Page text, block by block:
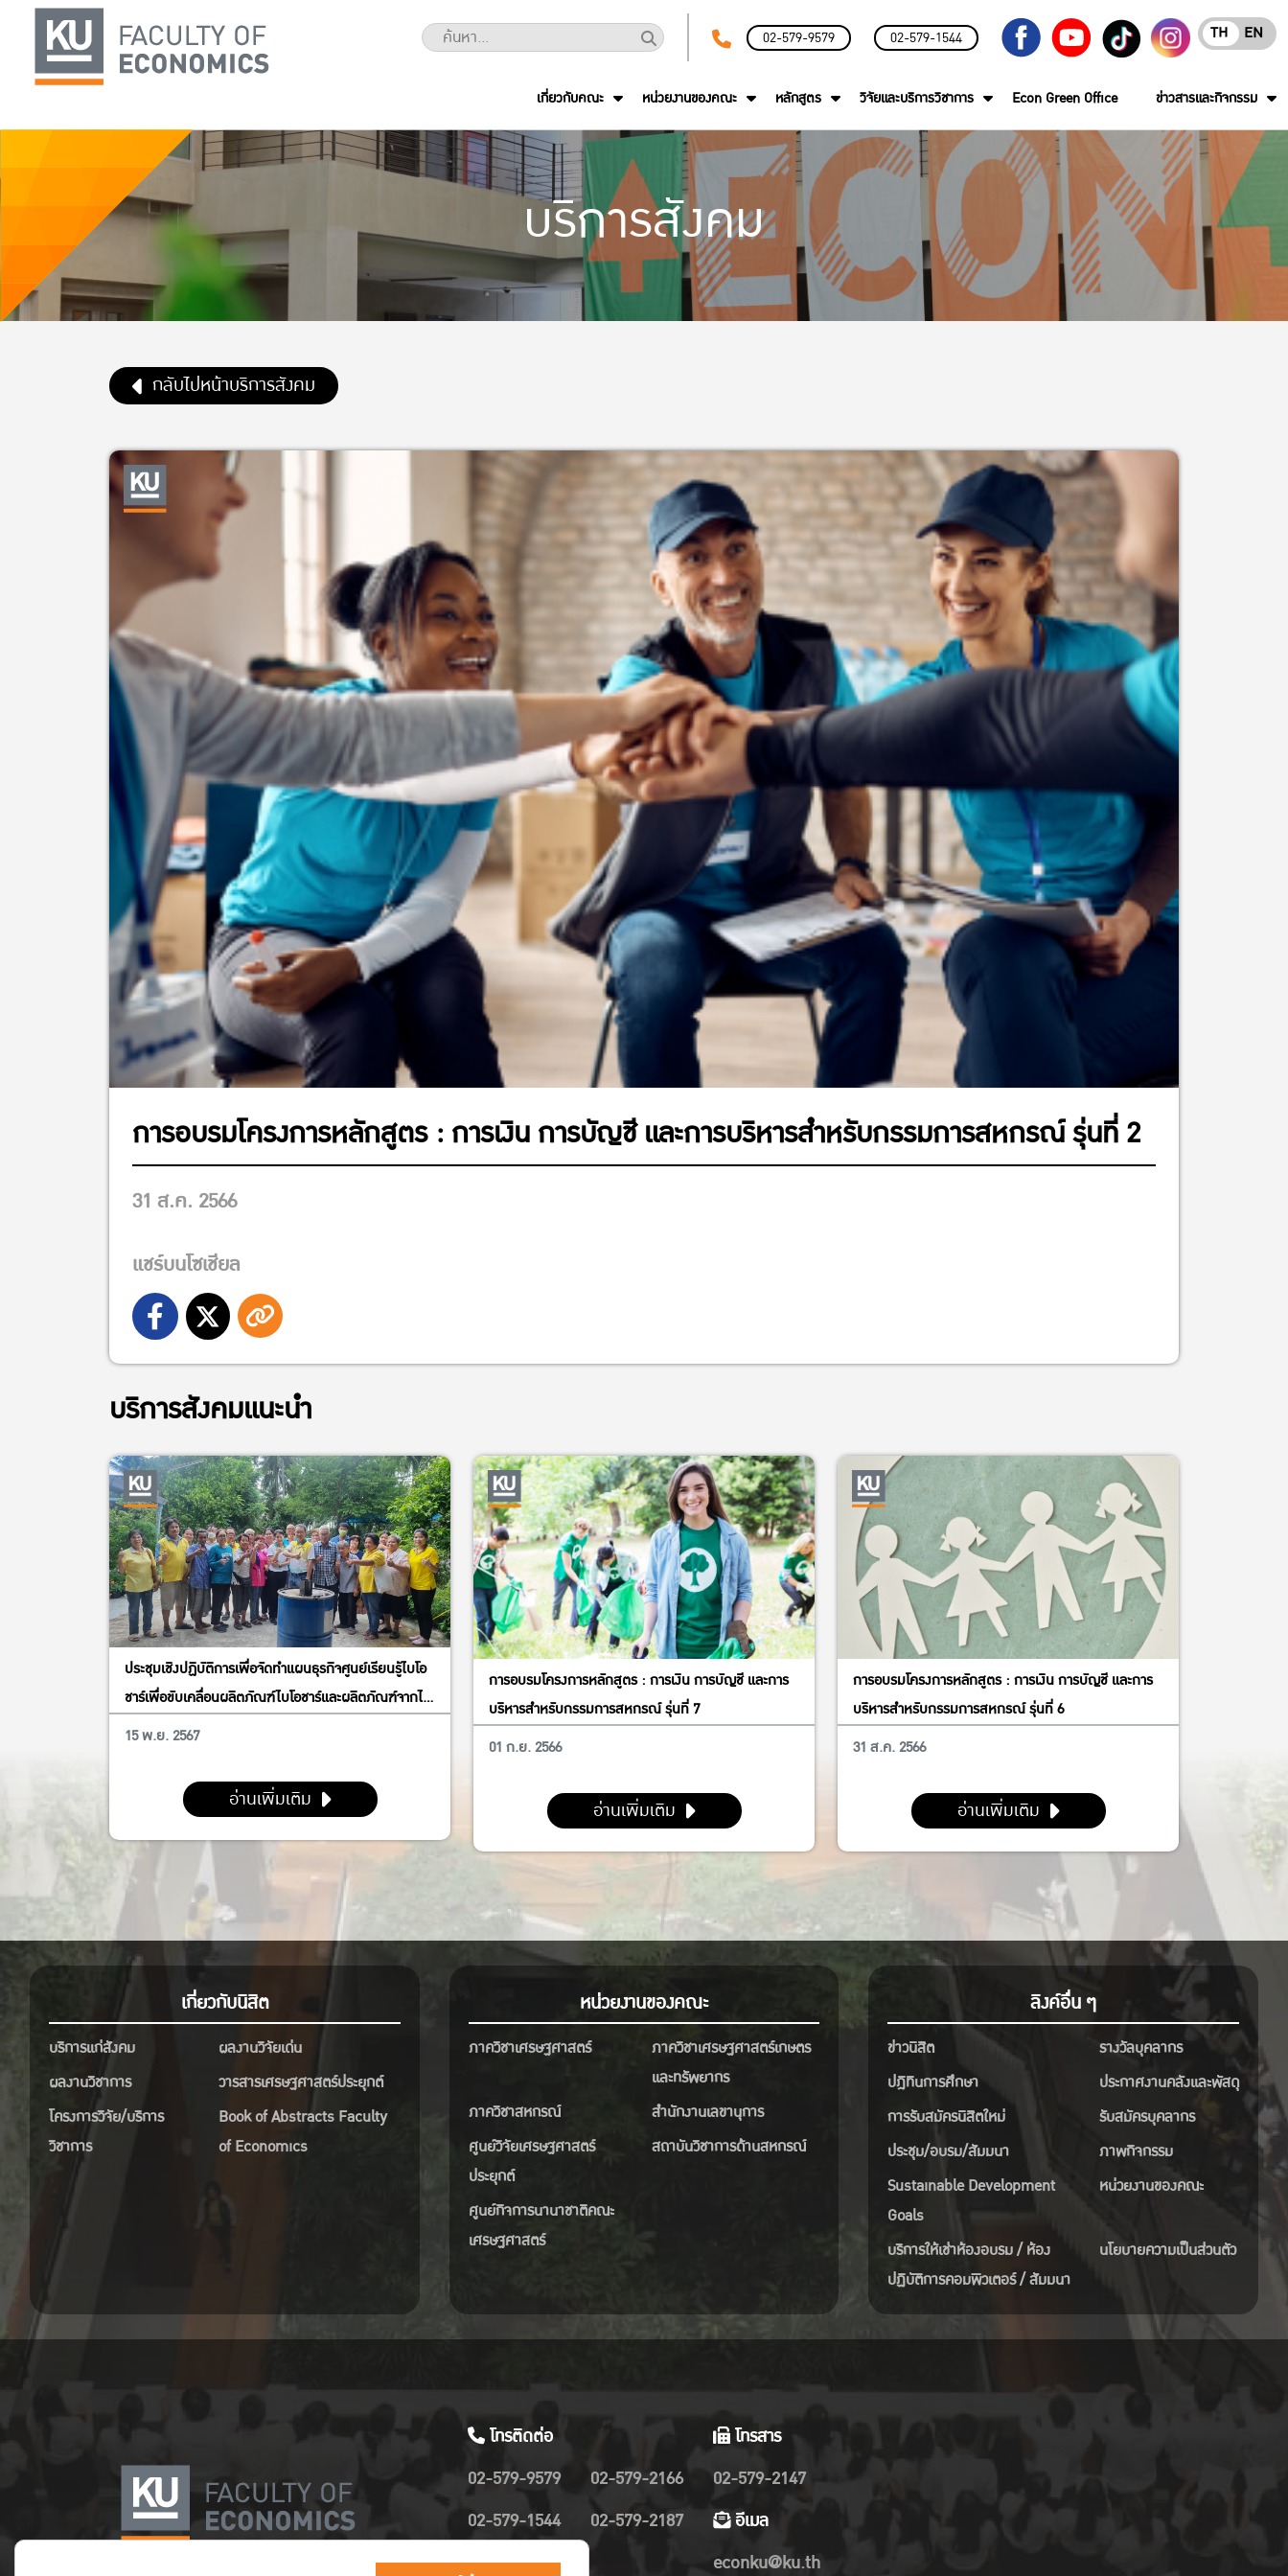
02-579-9579 02-579-1544 EN
TH
เกี่ยวกับคณะ หน่วยงานของคณะ หลักสูตร วิจัยและบริการวิชาการ Econ Green Office ข่าวสารและกิจกรรม
บริการสังคม
กลับไปหน้าบริการสังคม
การอบรมโครงการหลักสูตร : การเงิน การบัญชี และการบริหารสำหรับกรรมการสหกรณ์ รุ่นที่ 2
31 ส.ค. 2566
แชร์บนโซเชียล
บริการสังคมแนะนำ
ประชุมเชิงปฏิบัติการเพื่อจัดทำแผนธุรกิจศูนย์เรียนรู้ไบโอ
ชาร์เพื่อขับเคลื่อนผลิตภัณฑ์ไบโอชาร์และผลิตภัณฑ์จากไบ
โอชาร์ ด้วยแพลตฟอร์ม Business Model Canvas
15 พ.ย. 2567
อ่านเพิ่มเติม
การอบรมโครงการหลักสูตร : การเงิน การบัญชี และการ
บริหารสำหรับกรรมการสหกรณ์ รุ่นที่ 7
01 ก.ย. 2566
อ่านเพิ่มเติม
การอบรมโครงการหลักสูตร : การเงิน การบัญชี และการ
บริหารสำหรับกรรมการสหกรณ์ รุ่นที่ 6
31 ส.ค. 2566
อ่านเพิ่มเติม
เกี่ยวกับนิสิต
บริการแก่สังคม
ผลงานวิจัยเด่น
ผลงานวิชาการ
วารสารเศรษฐศาสตร์ประยุกต์
โครงการวิจัย/บริการ
วิชาการ
Book of Abstracts Faculty
of Economics
หน่วยงานของคณะ
ภาควิชาเศรษฐศาสตร์
ภาควิชาเศรษฐศาสตร์เกษตร
และทรัพยากร
ภาควิชาสหกรณ์
สำนักงานเลขานุการ
ศูนย์วิจัยเศรษฐศาสตร์
ประยุกต์
สถาบันวิชาการด้านสหกรณ์
ศูนย์กิจการนานาชาติคณะ
เศรษฐศาสตร์
ลิงค์อื่น ๆ
ข่าวนิสิต
รางวัลบุคลากร
ปฎิทินการศึกษา
ประกาศงานคลังและพัสดุ
การรับสมัครนิสิตใหม่
รับสมัครบุคลากร
ประชุม/อบรม/สัมมนา
ภาพกิจกรรม
Sustainable Development
Goals
หน่วยงานของคณะ
บริการให้เช่าห้องอบรม / ห้อง
ปฏิบัติการคอมพิวเตอร์ / สัมมนา
นโยบายความเป็นส่วนตัว
โทรติดต่อ
02-579-9579
02-579-1544
02-579-2019
02-579-2166
02-579-2187
โทรสาร
02-579-2147
อีเมล
econku@ku.th